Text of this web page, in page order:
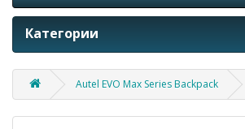
Категории
Autel EVO Max Series Backpack